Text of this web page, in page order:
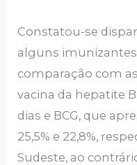
Constatou-se
alguns
comparação com
vacina da hepatite
dias e BCG, que
25,5% e 22,8%,
Sudeste, ao